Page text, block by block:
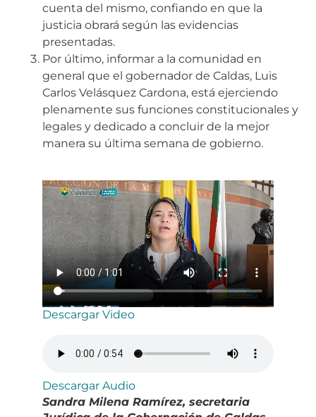
cuenta del mismo, confiando en que la
justicia obrará según las evidencias
presentadas.
Por último, informar a la comunidad en
general que el gobernador de Caldas, Luis
Carlos Velásquez Cardona, está ejerciendo
plenamente sus funciones constitucionales y
legales y dedicado a concluir de la mejor
manera su última semana de gobierno.
Descargar Video
Descargar Audio
Sandra Milena Ramírez, secretaria